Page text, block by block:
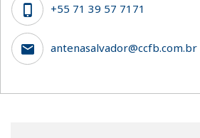
+55 71 39 57 7171
antenasalvador@ccfb.com.br